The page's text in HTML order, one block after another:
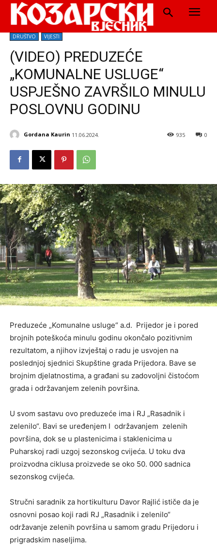
DRUŠTVO VIJESTI
(VIDEO) PREDUZEĆE
„KOMUNALNE USLUGE“
USPJEŠNO ZAVRŠILO MINULU
POSLOVNU GODINU
Gordana Kaurin 11.06.2024. 0
935
Preduzeće „Komunalne usluge“ a.d. Prijedor je i pored
brojnih poteškoća minulu godinu okončalo pozitivnim
rezultatom, a njihov izvještaj o radu je usvojen na
poslednjoj sjednici Skupštine grada Prijedora. Bave se
brojnim djelatnostima, a građani su zadovoljni čistoćom
grada i održavanjem zelenih površina.
U svom sastavu ovo preduzeće ima i RJ „Rasadnik i
zelenilo“. Bavi se uređenjem I održavanjem zelenih
površina, dok se u plastenicima i staklenicima u
Puharskoj radi uzgoj sezonskog cvijeća. U toku dva
proizvodna ciklusa proizvede se oko 50. 000 sadnica
sezonskog cvijeća.
Stručni saradnik za hortikulturu Davor Rajlić ističe da je
osnovni posao koji radi RJ „Rasadnik i zelenilo“
održavanje zelenih površina u samom gradu Prijedoru i
prigradskim naseljima.